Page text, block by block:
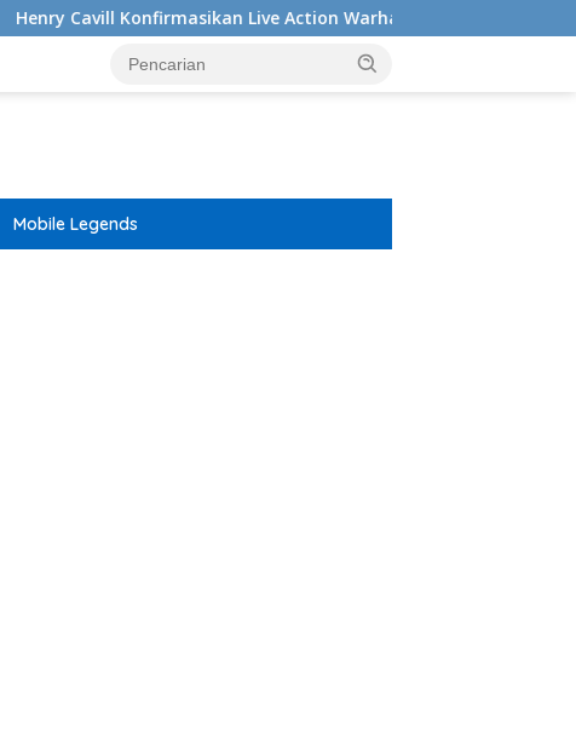
Live Action Warhammer 40.000 Masih Di Pengerjaan
Mobile Legends